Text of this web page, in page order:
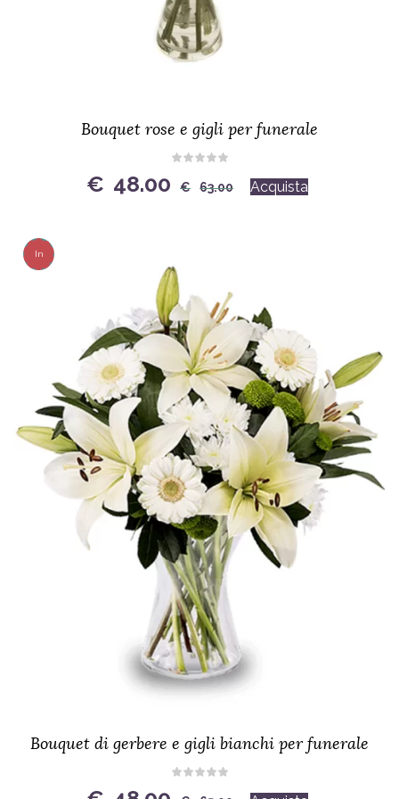
Bouquet rose e gigli per funerale
€ 63.00Original
€ 48.00
Current
Acquista
In
Bouquet di gerbere e gigli bianchi per funerale